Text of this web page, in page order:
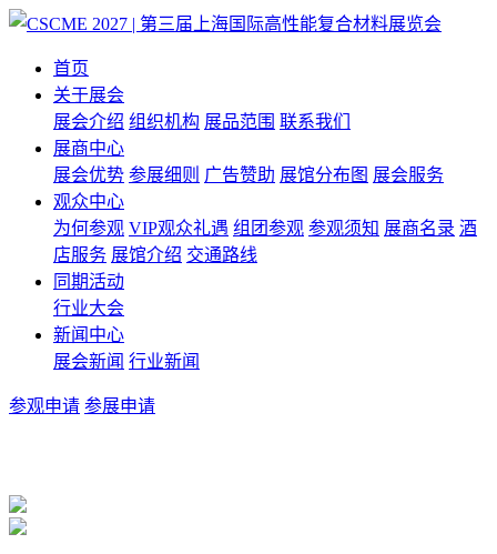
首页
关于展会
展会介绍 组织机构 展品范围 联系我们
展商中心
展会优势 参展细则 广告赞助 展馆分布图 展会服务
观众中心
为何参观 VIP观众礼遇 组团参观 参观须知 展商名录 酒
店服务 展馆介绍 交通路线
同期活动
行业大会
新闻中心
展会新闻 行业新闻
参观申请 参展申请